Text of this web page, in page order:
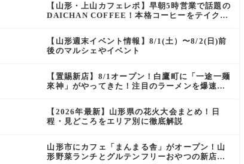
【山形・上山カフェレポ】早朝5時営業で話題の
DAICHAN COFFEE！本格コーヒーをテイクア
【山形週末イベント情報】8/1(土）〜8/2(日)前
後のマルシェやイベント
【置賜新店】8/1オープン！白鷹町に「一途一麺
來神」がやってきた！注目のラーメンを爆速実
【2026年最新】山形県の花火大会まとめ！日
程・見どころをエリア別に徹底解説
山形市にカフェ「まんまる舎」がオープン！山
形野菜ランチとグルテンフリーおやつの新店情